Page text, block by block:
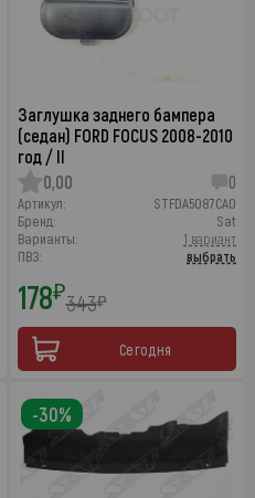
Заглушка заднего бампера
(седан) FORD FOCUS 2008-2010
год / II
0,00
0
Артикул:
STFDA5087CA0
Бренд:
Sat
Варианты:
1 вариант
ПВЗ:
выбрать
178₽343₽
Сегодня
-30%